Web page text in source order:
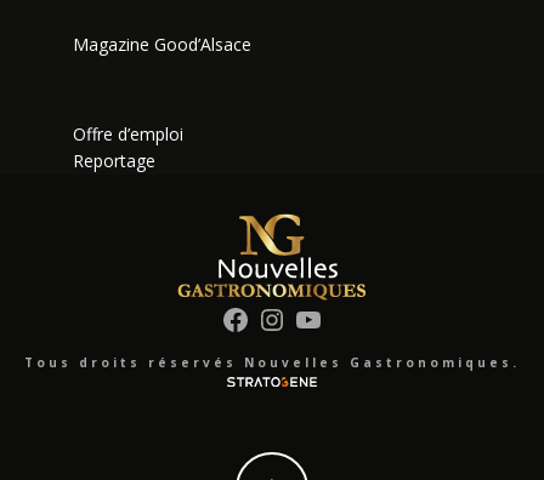
Magazine Good’Alsace
Offre d’emploi
Reportage
Facebook
Instagram
YouTube
Tous droits réservés Nouvelles Gastronomiques.